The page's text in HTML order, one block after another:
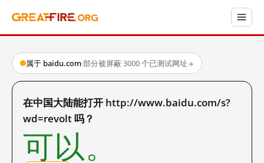
属于 baidu.com·部分被屏蔽·3000 个已测试网址→
在中国大陆能打开 http://www.baidu.com/s?
wd=revolt 吗？
可以。